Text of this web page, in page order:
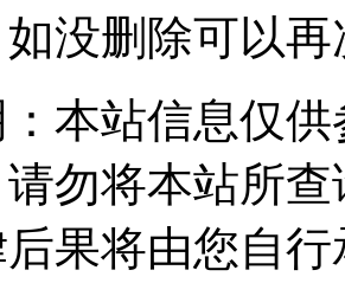
没删除可以
：本站信息仅
勿将本站所
果将由您自行